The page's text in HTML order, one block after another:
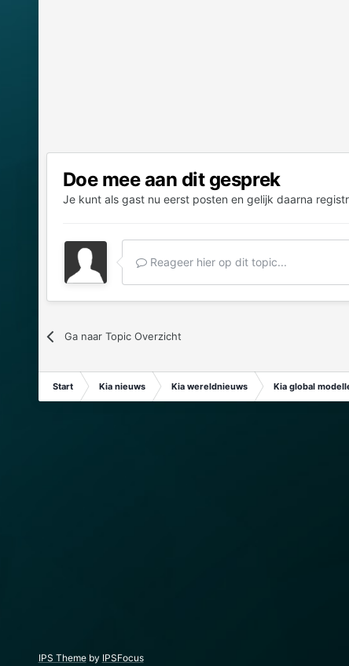
Doe mee aan dit gesprek
Je kunt als gast nu eerst posten en gelijk daarna
Reageer hier op dit topic...
Ga naar Topic Overzicht
Start Kia nieuws Kia wereldnieuws Kia global
IPS Themeby IPSFocus